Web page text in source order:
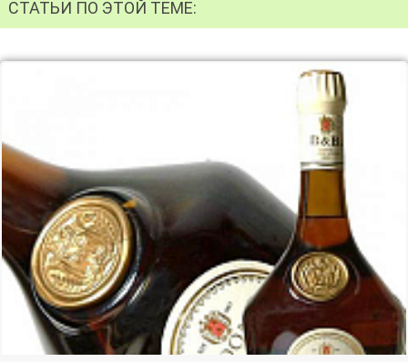
СТАТЬИ ПО ЭТОЙ ТЕМЕ: